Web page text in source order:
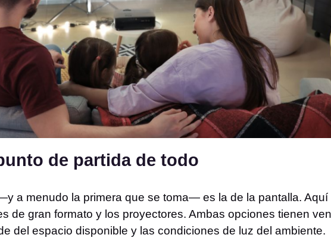
de partida de todo
a menudo la primera que se toma— es la de la pantalla.
de gran formato y los proyectores. Ambas opciones tienen
del espacio disponible y las condiciones de luz del ambiente.